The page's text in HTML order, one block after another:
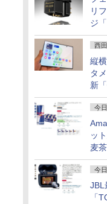
リ
ジ
ハ
西
縦
タ
新
今
ッ
麦
今
JBL
「